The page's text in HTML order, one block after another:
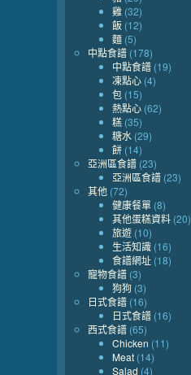
雞 (32)
飯 (12)
麵 (5)
中點食譜 (178)
中點食譜 (19)
凍點心 (4)
包 (15)
熱點心 (62)
糕 (35)
糖水 (29)
餅 (14)
亞洲區食譜 (23)
亞洲區食譜 (23)
其他 (72)
健康餐單 (8)
其他蛋糕資料 (20)
旅遊 (10)
生活知識 (16)
食譜網址 (18)
寵物食譜 (3)
狗狗 (3)
日式食譜 (16)
日式食譜 (16)
西式食譜 (65)
Chicken (11)
Meat (14)
Salad (4)